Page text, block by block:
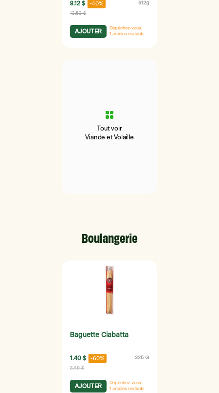
8.12 $ -40% 512g
13.53 $
AJOUTER
Dépêchez-vous!
1 articles restants
Tout voir
Viande et Volaille
Boulangerie
Baguette Ciabatta
1.40 $ -60% 325 G
3.49 $
AJOUTER
Dépêchez-vous!
1 articles restants